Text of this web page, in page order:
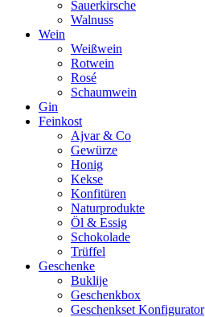
Sauerkirsche
Walnuss
Wein
Weißwein
Rotwein
Rosé
Schaumwein
Gin
Feinkost
Ajvar & Co
Gewürze
Honig
Kekse
Konfitüren
Naturprodukte
Öl & Essig
Schokolade
Trüffel
Geschenke
Buklije
Geschenkbox
Geschenkset Konfigurator